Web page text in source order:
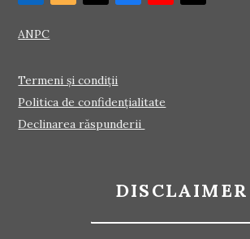
ANPC
Termeni și condiții
Politica de confidențialitate
Declinarea răspunderii
DISCLAIMER